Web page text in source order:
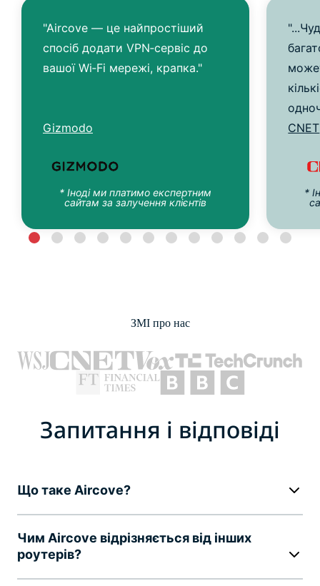
"Aircove — це найпростіший
спосіб додати VPN‑сервіс до
вашої Wi‑Fi мережі, крапка."
Gizmodo
* Іноді ми платимо експертним
сайтам за залучення клієнтів
CNET
*
ЗМІ про нас
Запитання і відповіді
Що таке Aircove?
Чим Aircove відрізняється від інших
роутерів?